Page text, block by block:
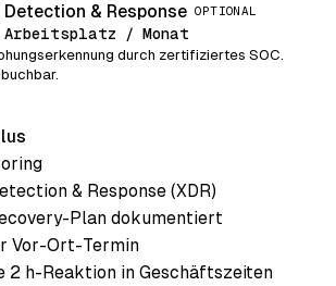
Detection & Response OPTIONAL
/ Monat
durch zertifiziertes SOC.
& Response (XDR)
Plan dokumentiert
Vor-Ort-Termin
2 h-Reaktion in Geschäftszeiten